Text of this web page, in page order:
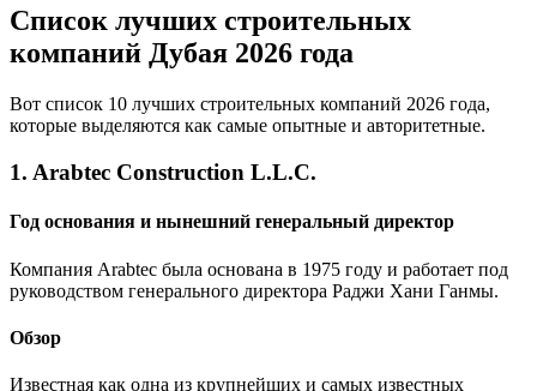
Список лучших строительных
компаний Дубая 2026 года
Вот список 10 лучших строительных компаний 2026 года,
которые выделяются как самые опытные и авторитетные.
1. Arabtec Construction L.L.C.
Год основания и нынешний генеральный директор
Компания Arabtec была основана в 1975 году и работает под
руководством генерального директора Раджи Хани Ганмы.
Обзор
Известная как одна из крупнейших и самых известных